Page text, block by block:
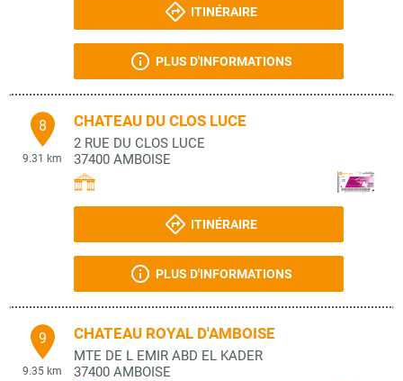
ITINÉRAIRE
PLUS D'INFORMATIONS
8
9.31 km
CHATEAU DU CLOS LUCE
2 RUE DU CLOS LUCE
37400 AMBOISE
ITINÉRAIRE
PLUS D'INFORMATIONS
9
9.35 km
CHATEAU ROYAL D'AMBOISE
MTE DE L EMIR ABD EL KADER
37400 AMBOISE